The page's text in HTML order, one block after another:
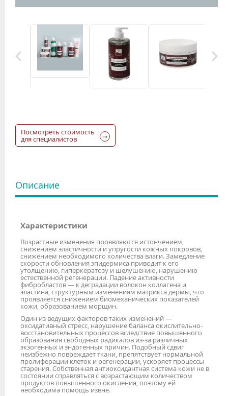
Посмотреть стоимость
для специалистов
Описание
Характеристики
Возрастные изменения проявляются истончением,
снижением эластичности и упругости кожных покровов,
снижением необходимого количества влаги. Замедление
скорости обновления эпидермиса приводит к его
утолщению, гиперкератозу и шелушению, нарушению
естественной регенерации. Падение активности
фибробластов — к деградации волокон коллагена и
эластина, структурным изменениям матрикса дермы, что
проявляется снижением биомеханических показателей
кожи, образованием морщин.
Один из ведущих факторов таких изменений —
оксидативный стресс, нарушение баланса окислительно-
восстановительных процессов вследствие повышенного
образования свободных радикалов из-за различных
экзогенных и эндогенных причин. Подобный сдвиг
неизбежно повреждает ткани, препятствует нормальной
пролиферации клеток и регенерации, ускоряет процессы
старения. Собственная антиоксидантная система кожи не в
состоянии справляться с возрастающим количеством
продуктов повышенного окисления, поэтому ей
необходима помощь извне.